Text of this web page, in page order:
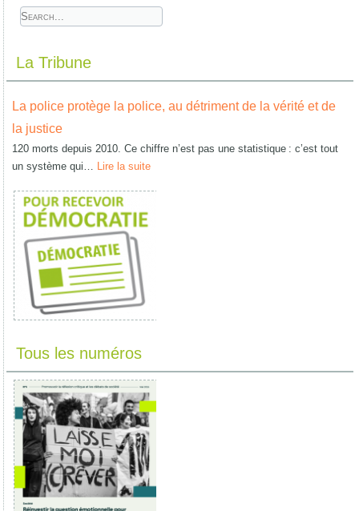
La Tribune
La police protège la police, au détriment de la vérité et de
la justice
120 morts depuis 2010. Ce chiffre n’est pas une statistique : c’est tout
un système qui… Lire la suite
Tous les numéros